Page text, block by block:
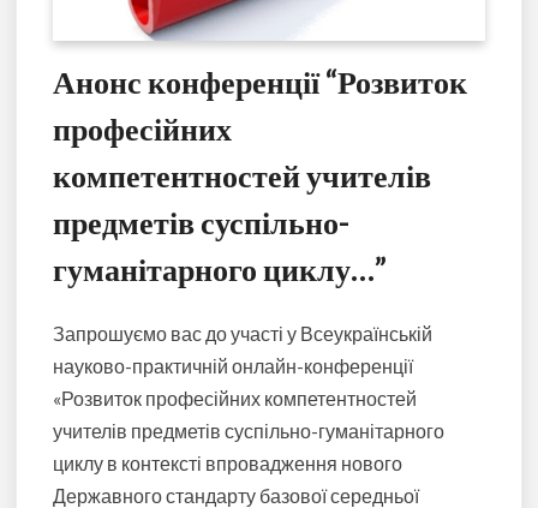
Анонс конференції “Розвиток
професійних
компетентностей учителів
предметів суспільно-
гуманітарного циклу…”
Запрошуємо вас до участі у Всеукраїнській
науково-практичній онлайн-конференції
«Розвиток професійних компетентностей
учителів предметів суспільно-гуманітарного
циклу в контексті впровадження нового
Державного стандарту базової середньої